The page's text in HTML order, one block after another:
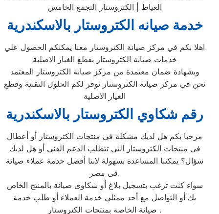
العياط | الكتروستار التجمع الخامس
خدمة صيانه الكتروستار بالاسكندرية
اهلا بكم في مركز صيانة الكتروستار معنا يمكنكم الحصول علي
خدمات صيانة الكتروستار بقطع الغيار الاصلية
وبشهادة ضمان معتمدة من مركز صيانة الكتروستار المعتمد
نحن في مركز صيانة الكتروستار نوفر لكم الحلول التقنية وقطع
الغيار الاصلية
رقم شكاوي الكتروستار بالاسكندرية
مرحبا بكم هل لديك مشكلة فى منتجات الكتروستار أو أعطال
في منتجات الكتروستار التى تتطلب الدعم الفنى أو هل لديك
سؤال؟ يمكننا المساعدة بسهولة لاننا أفضل خدمة عملاء صيانة
فى مصر.
سواء كنت ترغب بتسجيل بلاغ أو شكاوى صيانة بالمنتج الخاص
بك أو التواصل مع أحد ممثلي خدمة العملاء أو طلب خدمة
صيانة الخاصة بمنتجات الكتروستار .